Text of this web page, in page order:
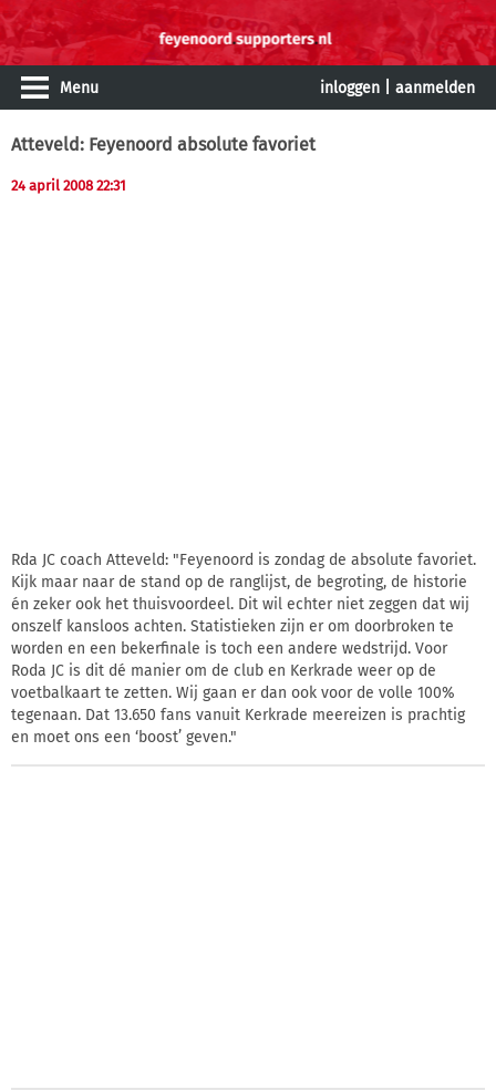
Menu inloggen aanmelden
Atteveld: Feyenoord absolute favoriet
24 april 2008 22:31
Rda JC coach Atteveld: "Feyenoord is zondag de absolute favoriet.
Kijk maar naar de stand op de ranglijst, de begroting, de historie
én zeker ook het thuisvoordeel. Dit wil echter niet zeggen dat wij
onszelf kansloos achten. Statistieken zijn er om doorbroken te
worden en een bekerfinale is toch een andere wedstrijd. Voor
Roda JC is dit dé manier om de club en Kerkrade weer op de
voetbalkaart te zetten. Wij gaan er dan ook voor de volle 100%
tegenaan. Dat 13.650 fans vanuit Kerkrade meereizen is prachtig
en moet ons een ‘boost’ geven."